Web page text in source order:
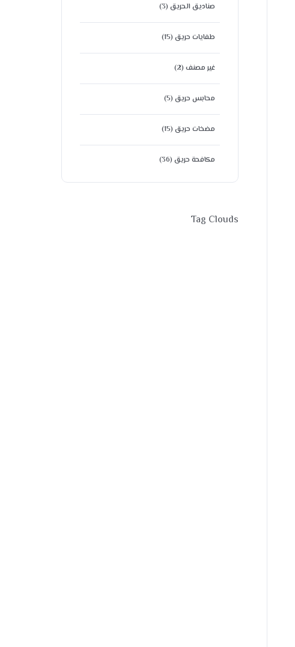
صناديق الحريق (3)
طفايات حريق (15)
غير مصنف (2)
محابس حريق (5)
مضخات حريق (15)
مكافحة حريق (36)
Tag Clouds